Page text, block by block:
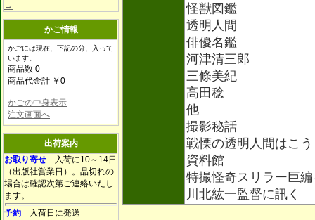
→
かご情報
かごには現在、下記の分、入って
います。
商品数 0
商品代金計 ￥0
かごの中身表示
注文画面へ
出荷案内
お取り寄せ 入荷に10～14日
（出版社営業日）。品切れの
場合は確認次第ご連絡いたし
ます。
予約 入荷日に発送
怪獣図鑑
透明人間
俳優名鑑
河津清三郎
三條美紀
高田稔
他
撮影秘話
戦慄の透明人間はこ
資料館
特撮怪奇スリラー巨
川北紘一監督に訊く